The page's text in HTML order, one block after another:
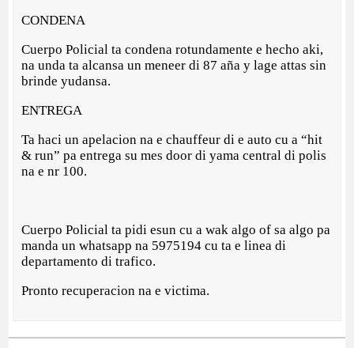
CONDENA
Cuerpo Policial ta condena rotundamente e hecho aki,
na unda ta alcansa un meneer di 87 aña y lage attas sin
brinde yudansa.
ENTREGA
Ta haci un apelacion na e chauffeur di e auto cu a “hit
& run” pa entrega su mes door di yama central di polis
na e nr 100.
Cuerpo Policial ta pidi esun cu a wak algo of sa algo pa
manda un whatsapp na 5975194 cu ta e linea di
departamento di trafico.
Pronto recuperacion na e victima.